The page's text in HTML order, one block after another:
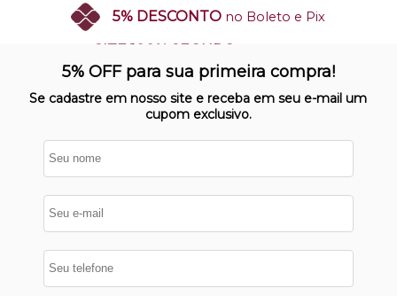
5% DESCONTO no Boleto e Pix
SITE 100% SEGURO
Nosso site opera em ambiente
protegido
5% OFF para sua primeira compra!
Se cadastre em nosso site e receba em seu e-mail um
cupom exclusivo.